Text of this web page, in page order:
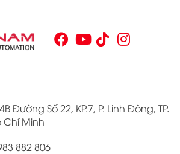
vững những thông tin cơ bản về PLC
cần thiết cho bất kỳ ai muốn cải thiện
mình.
Đường Số 22, KP.7, P. Linh Đông, TP.
Chí Minh
882 806